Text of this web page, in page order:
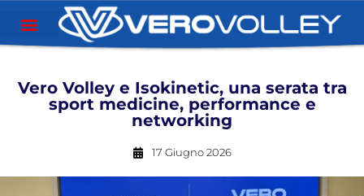
Vero Volley e Isokinetic, una serata tra
sport medicine, performance e
networking
17 Giugno 2026